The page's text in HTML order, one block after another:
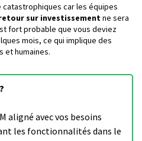
car les équipes
sur investissementne sera
fort probable que vous deviez
mois, ce qui implique des
et humaines.
aligné avec vos besoins
les fonctionnalités dans le